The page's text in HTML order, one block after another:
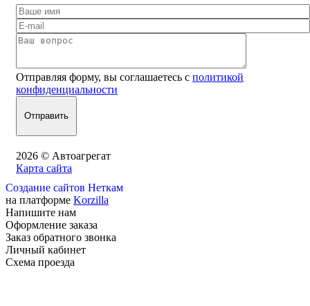
Отправляя форму, вы соглашаетесь с политикой
конфиденциальности
2026 © Автоагрегат
Карта сайта
Создание сайтов Неткам
на платформе Korzilla
Напишите нам
Оформление заказа
Заказ обратного звонка
Личный кабинет
Схема проезда